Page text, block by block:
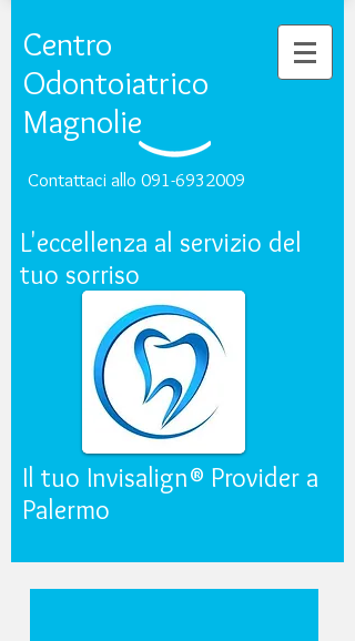
Centro
Odontoiatrico
Magnolie
Contattaci allo 091-6932009
L'eccellenza al servizio del
tuo sorriso
Il tuo Invisalign® Provider a
Palermo